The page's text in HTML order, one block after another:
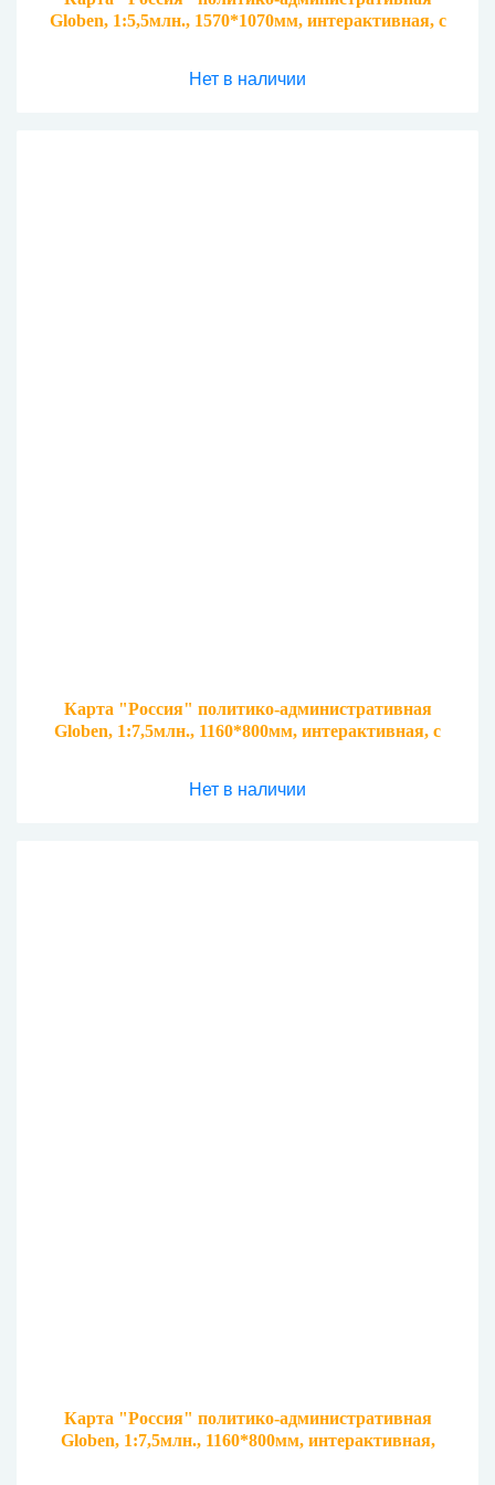
Globen, 1:5,5млн., 1570*1070мм, интерактивная, с
Нет в наличии
Карта "Россия" политико-административная
Globen, 1:7,5млн., 1160*800мм, интерактивная, с
Нет в наличии
Карта "Россия" политико-административная
Globen, 1:7,5млн., 1160*800мм, интерактивная,